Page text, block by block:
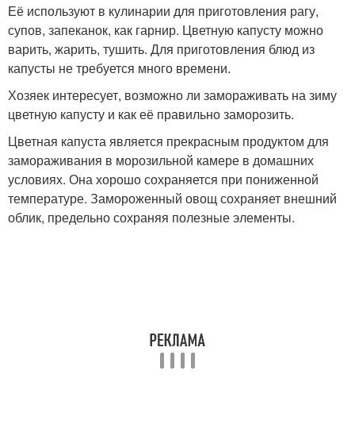
Её используют в кулинарии для приготовления рагу,
супов, запеканок, как гарнир. Цветную капусту можно
варить, жарить, тушить. Для приготовления блюд из
капусты не требуется много времени.
Хозяек интересует, возможно ли замораживать на зиму
цветную капусту и как её правильно заморозить.
Цветная капуста является прекрасным продуктом для
замораживания в морозильной камере в домашних
условиях. Она хорошо сохраняется при пониженной
температуре. Замороженный овощ сохраняет внешний
облик, предельно сохраняя полезные элементы.